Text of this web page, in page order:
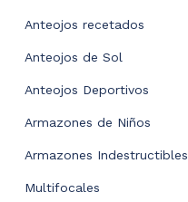
Anteojos recetados
Anteojos de Sol
Anteojos Deportivos
Armazones de Niños
Armazones Indestructibles
Multifocales